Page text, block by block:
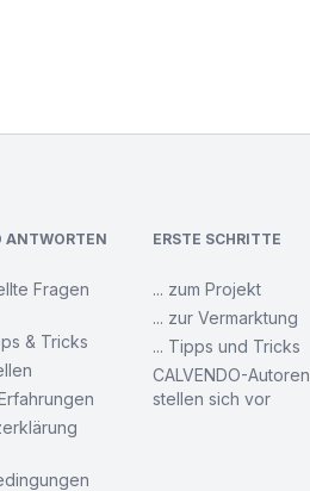
ANTWORTEN
Fragen
& Tricks
ERSTE SCHRITTE
... zum Projekt
... zur Vermarktung
... Tipps und Tricks
CALVENDO-Autoren
stellen sich vor